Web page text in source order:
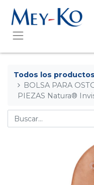
Todos los productos
BOLSA PARA
PIEZAS Natura®